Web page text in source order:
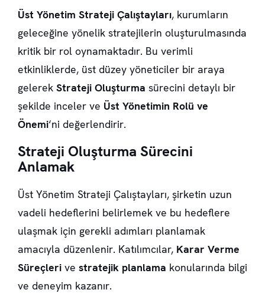
Üst Yönetim Strateji Çalıştayları, kurumların
geleceğine yönelik stratejilerin oluşturulmasında
kritik bir rol oynamaktadır. Bu verimli
etkinliklerde, üst düzey yöneticiler bir araya
gelerek Strateji Oluşturma sürecini detaylı bir
şekilde inceler ve Üst Yönetimin Rolü ve
Önemi‘ni değerlendirir.
Strateji Oluşturma Sürecini
Anlamak
Üst Yönetim Strateji Çalıştayları, şirketin uzun
vadeli hedeflerini belirlemek ve bu hedeflere
ulaşmak için gerekli adımları planlamak
amacıyla düzenlenir. Katılımcılar, Karar Verme
Süreçleri ve stratejik planlama konularında bilgi
ve deneyim kazanır.